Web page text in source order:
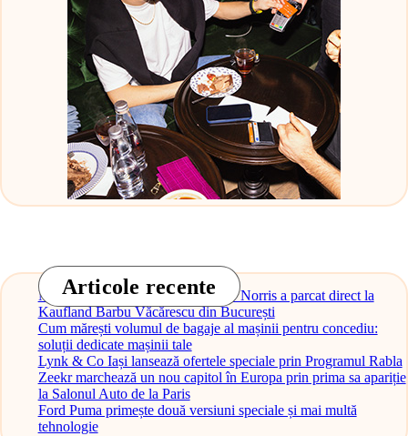
Articole recente
Monopostul McLaren al lui Lando Norris a parcat direct la
Kaufland Barbu Văcărescu din București
Cum mărești volumul de bagaje al mașinii pentru concediu:
soluții dedicate mașinii tale
Lynk & Co Iași lansează ofertele speciale prin Programul Rabla
Zeekr marchează un nou capitol în Europa prin prima sa apariție
la Salonul Auto de la Paris
Ford Puma primește două versiuni speciale și mai multă
tehnologie